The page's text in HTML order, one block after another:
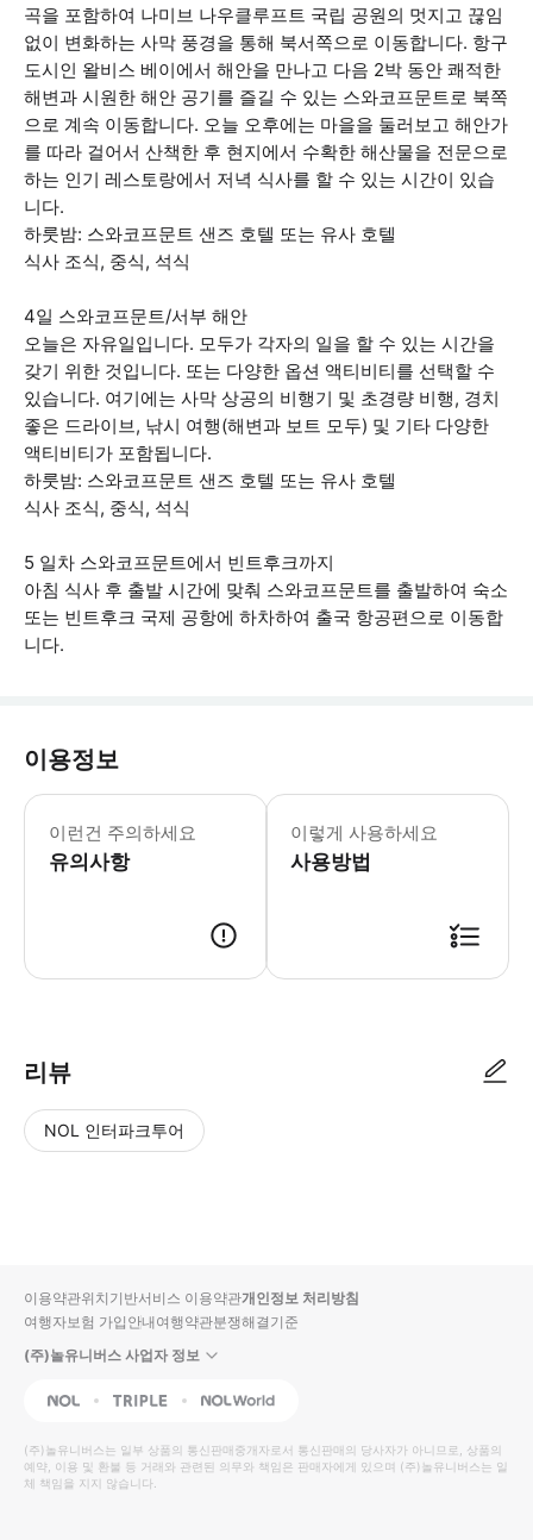
곡을 포함하여 나미브 나우클루프트 국립 공원의 멋지고 끊임
없이 변화하는 사막 풍경을 통해 북서쪽으로 이동합니다. 항구
도시인 왈비스 베이에서 해안을 만나고 다음 2박 동안 쾌적한
해변과 시원한 해안 공기를 즐길 수 있는 스와코프문트로 북쪽
으로 계속 이동합니다. 오늘 오후에는 마을을 둘러보고 해안가
를 따라 걸어서 산책한 후 현지에서 수확한 해산물을 전문으로
하는 인기 레스토랑에서 저녁 식사를 할 수 있는 시간이 있습
니다.
하룻밤: 스와코프문트 샌즈 호텔 또는 유사 호텔
식사 조식, 중식, 석식
4일 스와코프문트/서부 해안
오늘은 자유일입니다. 모두가 각자의 일을 할 수 있는 시간을
갖기 위한 것입니다. 또는 다양한 옵션 액티비티를 선택할 수
있습니다. 여기에는 사막 상공의 비행기 및 초경량 비행, 경치
좋은 드라이브, 낚시 여행(해변과 보트 모두) 및 기타 다양한
액티비티가 포함됩니다.
하룻밤: 스와코프문트 샌즈 호텔 또는 유사 호텔
식사 조식, 중식, 석식
5 일차 스와코프문트에서 빈트후크까지
아침 식사 후 출발 시간에 맞춰 스와코프문트를 출발하여 숙소
또는 빈트후크 국제 공항에 하차하여 출국 항공편으로 이동합
니다.
이용정보
이런건 주의하세요
유의사항
* 소요시간 : 5일 (옵션에 따라 소요
이렇게 사용하세요
사용방법
리뷰
NOL 인터파크투어
입니
다.
높
은
순
동
영
상
순
상
이용약관위치기반서비스 이용약관개인정보 처리방침
여행자보험 가입안내여행약관분쟁해결기준
(주)놀유니버스 사업자 정보
NOL Triple Interpark Global
(주)놀유니버스는 일부 상품의 통신판매중개자로서 통신판매의 당사자가 아니므로, 상품의
예약, 이용 및 환불 등 거래와 관련된 의무와 책임은 판매자에게 있으며 (주)놀유니버스는 일
체 책임을 지지 않습니다.